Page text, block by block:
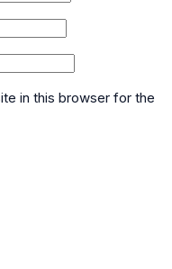
in this browser for the